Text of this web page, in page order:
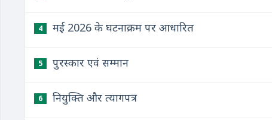
4 मई 2026 के घटनाक्रम पर आधारित
5 पुरस्कार एवं सम्मान
6 नियुक्ति और त्यागपत्र